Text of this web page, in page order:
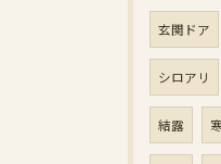
玄関ドア
シロアリ
結露